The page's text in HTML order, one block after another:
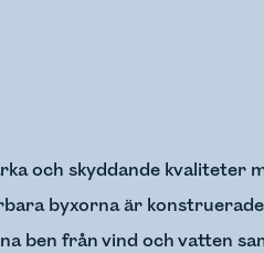
och skyddande kvaliteter
byxorna är
ben från vind och vatten